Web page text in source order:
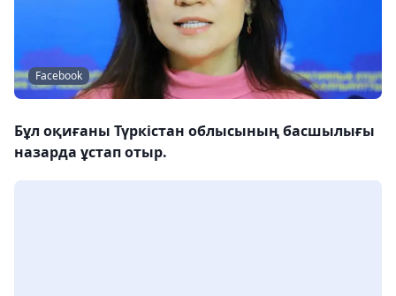
Facebook
Бұл оқиғаны Түркістан облысының басшылығы
назарда ұстап отыр.